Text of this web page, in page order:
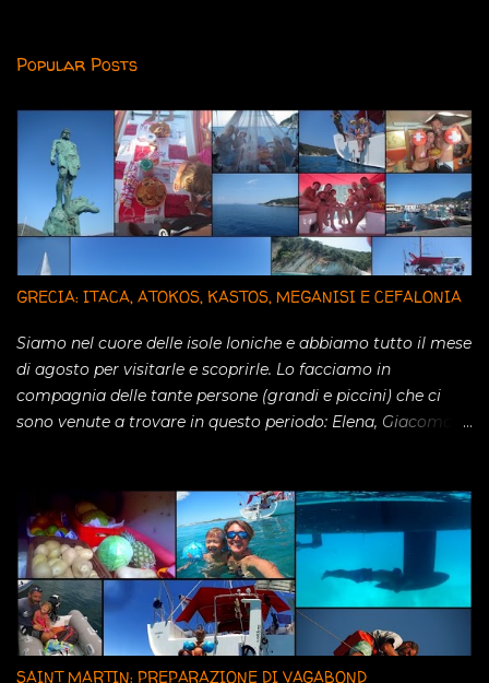
Popular Posts
GRECIA: ITACA, ATOKOS, KASTOS, MEGANISI E CEFALONIA
Siamo nel cuore delle isole Ioniche e abbiamo tutto il mese
di agosto per visitarle e scoprirle. Lo facciamo in
compagnia delle tante persone (grandi e piccini) che ci
sono venute a trovare in questo periodo: Elena, Giacomo,
indimenticabili. La prima tappa é stata ovviamente la
meravigliosa ITACA, universalmente nota per essere stata
patria dell'eroe leggendario Ulisse le cui gesta sono
descritte nell' Odissea. Isola stretta e lunga offre nella
costa orientale una serie di ancoraggi splendidi con acqua
cristallina e piccole spiaggette scavate nella roccia.
Facciamo soste brevi nelle calette a sud giusto per un
SAINT MARTIN: PREPARAZIONE DI VAGABOND